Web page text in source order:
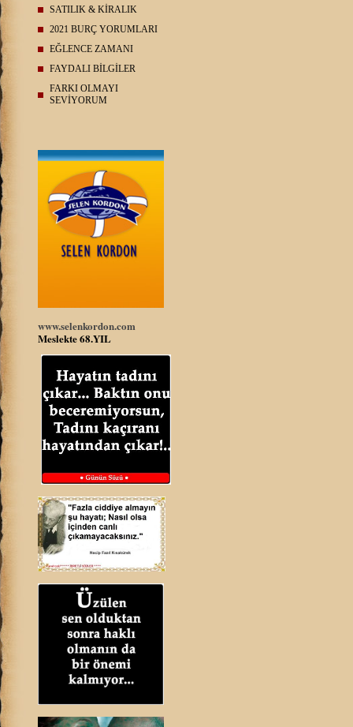
SATILIK & KİRALIK
2021 BURÇ YORUMLARI
EĞLENCE ZAMANI
FAYDALI BİLGİLER
FARKI OLMAYI
SEVİYORUM
www.selenkordon.com
Meslekte 68.YIL